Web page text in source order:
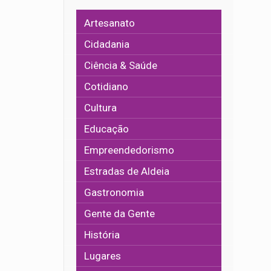
Artesanato
Cidadania
Ciência & Saúde
Cotidiano
Cultura
Educação
Empreendedorismo
Estradas de Aldeia
Gastronomia
Gente da Gente
História
Lugares